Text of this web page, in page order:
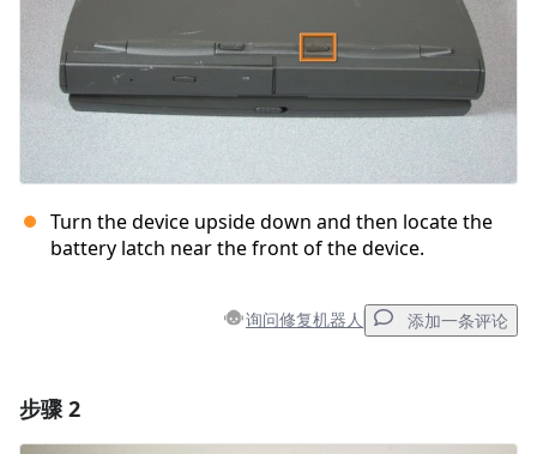
Turn the device upside down and then locate the
battery latch near the front of the device.
询问修复机器人 添加一条评论
步骤 2